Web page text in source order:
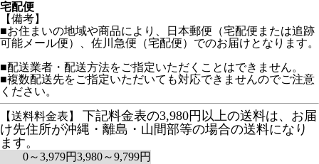
宅配便
【備考】
■お住まいの地域や商品により、日本郵便（宅配便または追跡
可能メール便）、佐川急便（宅配便）でのお届けとなります。
■配送業者・配送方法をご指定いただくことはできません。
■複数配送先をご指定いただいても対応できませんのでご注意
ください。
【送料料金表】
下記料金表の3,980円以上の送料は、お届
け先住所が沖縄・離島・山間部等の場合の送料になり
ます。
0～3,979円3,980～9,799円